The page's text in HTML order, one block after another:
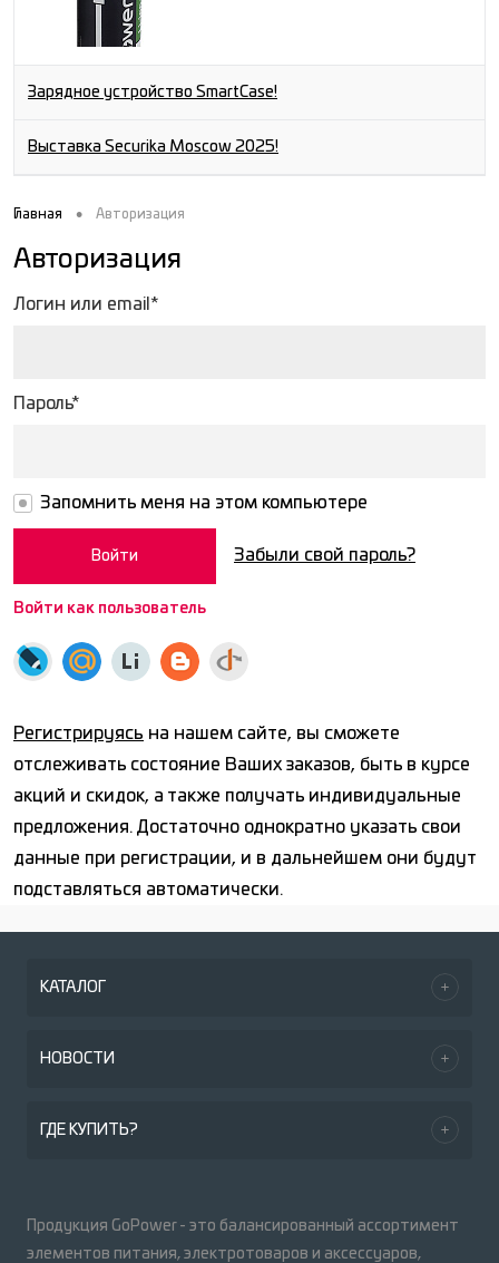
Зарядное устройство SmartCase!
Выставка Securika Moscow 2025!
Главная • Авторизация
Авторизация
Логин или email*
Пароль*
Запомнить меня на этом компьютере
Забыли свой пароль?
Войти как пользователь
Регистрируясь на нашем сайте, вы сможете
отслеживать состояние Ваших заказов, быть в курсе
акций и скидок, а также получать индивидуальные
предложения. Достаточно однократно указать свои
данные при регистрации, и в дальнейшем они будут
подставляться автоматически.
КАТАЛОГ
НОВОСТИ
ГДЕ КУПИТЬ?
Продукция GoPower - это балансированный ассортимент
элементов питания, электротоваров и аксессуаров,